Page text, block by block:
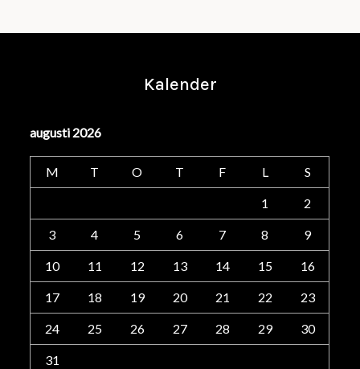
Kalender
augusti 2026
M T O T F L S
1 2
3 4 5 6 7 8 9
10 11 12 13 14 15 16
17 18 19 20 21 22 23
24 25 26 27 28 29 30
31